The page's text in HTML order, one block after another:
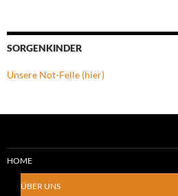
SORGENKINDER
Unsere Not-Felle (hier)
HOME
ÜBER UNS